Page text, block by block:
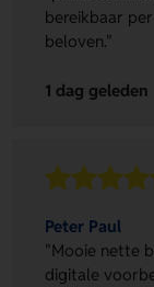
bereikbaar
beloven."
1 dag geleden
Peter Paul
"Mooie nette
digitale